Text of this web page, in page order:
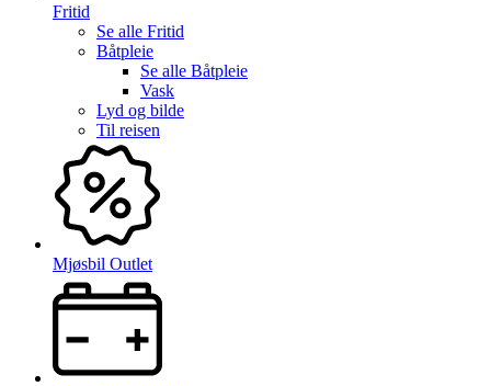
Fritid
Se alle Fritid
Båtpleie
Se alle Båtpleie
Vask
Lyd og bilde
Til reisen
Mjøsbil Outlet